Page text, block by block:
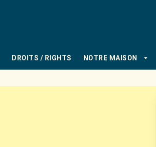
DROITS / RIGHTS NOTRE MAISON arrow_drop_down